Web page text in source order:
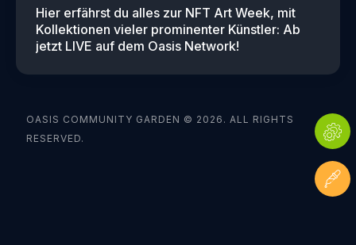
Hier erfährst du alles zur NFT Art Week, mit
Kollektionen vieler prominenter Künstler: Ab
jetzt LIVE auf dem Oasis Network!
OASIS COMMUNITY GARDEN © 2026. ALL RIGHTS
RESERVED.